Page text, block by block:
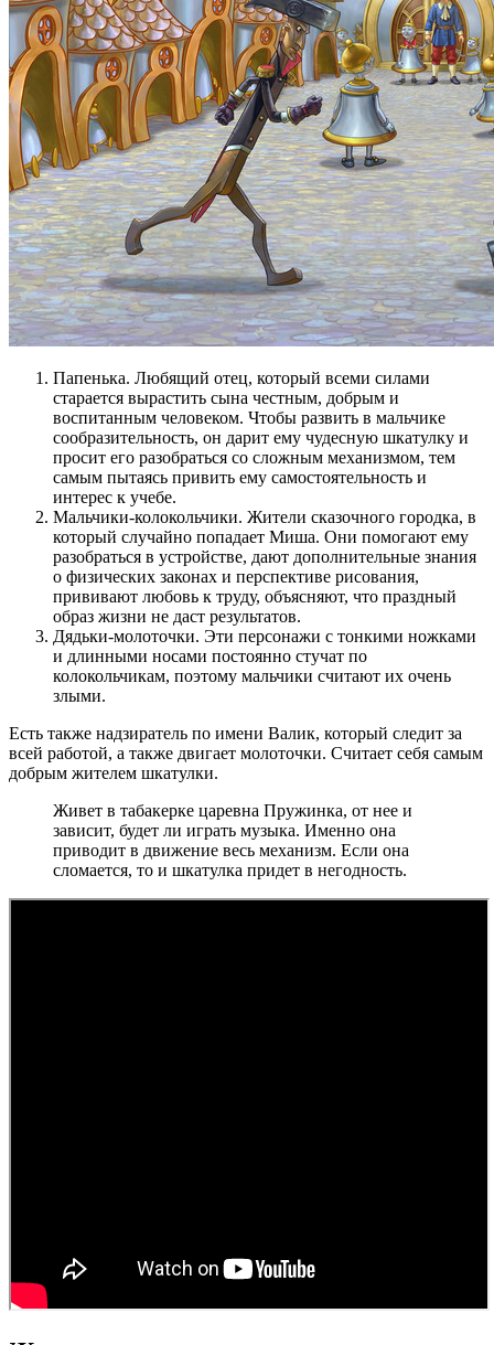
Папенька. Любящий отец, который всеми силами
старается вырастить сына честным, добрым и
воспитанным человеком. Чтобы развить в мальчике
сообразительность, он дарит ему чудесную шкатулку и
просит его разобраться со сложным механизмом, тем
самым пытаясь привить ему самостоятельность и
интерес к учебе.
Мальчики-колокольчики. Жители сказочного городка, в
который случайно попадает Миша. Они помогают ему
разобраться в устройстве, дают дополнительные знания
о физических законах и перспективе рисования,
прививают любовь к труду, объясняют, что праздный
образ жизни не даст результатов.
Дядьки-молоточки. Эти персонажи с тонкими ножками
и длинными носами постоянно стучат по
колокольчикам, поэтому мальчики считают их очень
злыми.
Есть также надзиратель по имени Валик, который следит за
всей работой, а также двигает молоточки. Считает себя самым
добрым жителем шкатулки.
Живет в табакерке царевна Пружинка, от нее и
зависит, будет ли играть музыка. Именно она
приводит в движение весь механизм. Если она
сломается, то и шкатулка придет в негодность.